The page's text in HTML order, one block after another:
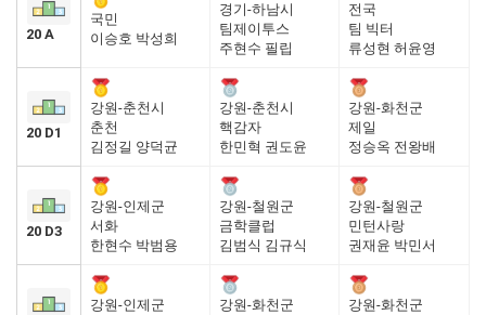
20 A
국민
이승호 박성희
경기-하남시
팀제이투스
주현수 필립
전국
팀 빅터
류성현 허윤영
20 D1
강원-춘천시
춘천
김정길 양덕균
강원-춘천시
핵감자
한민혁 권도윤
강원-화천군
제일
정승옥 전왕배
20 D3
강원-인제군
서화
한현수 박범용
강원-철원군
금학클럽
김범식 김규식
강원-철원군
민턴사랑
권재윤 박민서
강원-인제군
강원-화천군
강원-화천군